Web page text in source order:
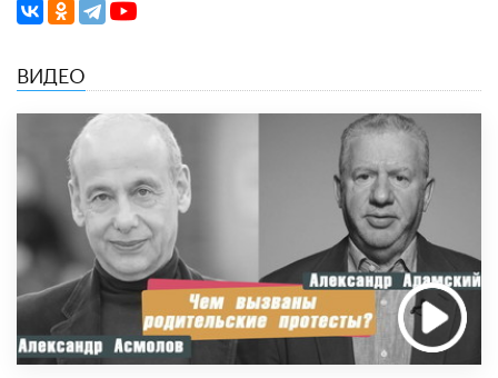
ВИДЕО